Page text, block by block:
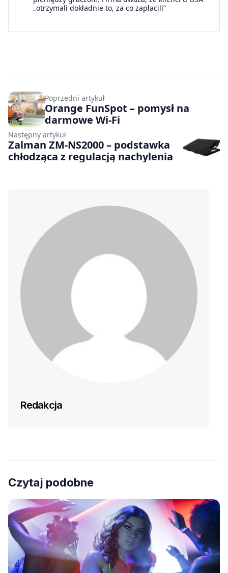
„otrzymali dokładnie to, za co zapłacili”
Poprzedni artykuł
Orange FunSpot – pomysł na
darmowe Wi-Fi
Następny artykuł
Zalman ZM-NS2000 – podstawka
chłodząca z regulacją nachylenia
Redakcja
Czytaj podobne